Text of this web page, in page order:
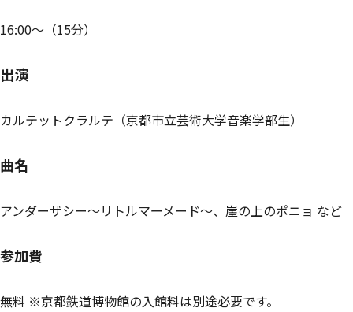
16:00～（15分）
出演
カルテットクラルテ（京都市立芸術大学音楽学部生）
曲名
アンダーザシー〜リトルマーメード〜、崖の上のポニョ など
参加費
無料 ※京都鉄道博物館の入館料は別途必要です。